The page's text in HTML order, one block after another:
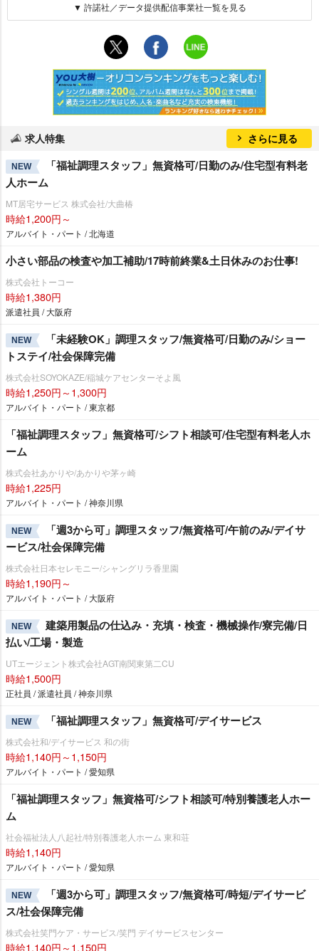
▼ 許諾社／データ提供配信事業社一覧を見る
求人特集 さらに見る
NEW
「福祉調理スタッフ」無資格可/日勤のみ/住宅型有料老
人ホーム
MT居宅サービス 株式会社/大曲椿
時給1,200円～
アルバイト・パート / 北海道
小さい部品の検査や加工補助/17時前終業&土日休みのお仕事!
株式会社トーコー
時給1,380円
派遣社員 / 大阪府
NEW
「未経験OK」調理スタッフ/無資格可/日勤のみ/ショー
トステイ/社会保障完備
株式会社SOYOKAZE/稲城ケアセンターそよ風
時給1,250円～1,300円
アルバイト・パート / 東京都
「福祉調理スタッフ」無資格可/シフト相談可/住宅型有料老人ホ
ーム
株式会社あかりや/あかりや茅ヶ崎
時給1,225円
アルバイト・パート / 神奈川県
NEW
「週3から可」調理スタッフ/無資格可/午前のみ/デイサ
ービス/社会保障完備
株式会社日本セレモニー/シャングリラ香里園
時給1,190円～
アルバイト・パート / 大阪府
NEW
建築用製品の仕込み・充填・検査・機械操作/寮完備/日
払い/工場・製造
UTエージェント株式会社AGT南関東第二CU
時給1,500円
正社員 / 派遣社員 / 神奈川県
NEW 「福祉調理スタッフ」無資格可/デイサービス
株式会社和/デイサービス 和の街
時給1,140円～1,150円
アルバイト・パート / 愛知県
「福祉調理スタッフ」無資格可/シフト相談可/特別養護老人ホー
ム
社会福祉法人八起社/特別養護老人ホーム 東和荘
時給1,140円
アルバイト・パート / 愛知県
NEW
「週3から可」調理スタッフ/無資格可/時短/デイサービ
ス/社会保障完備
株式会社笑門ケア・サービス/笑門 デイサービスセンター
時給1,140円～1,150円